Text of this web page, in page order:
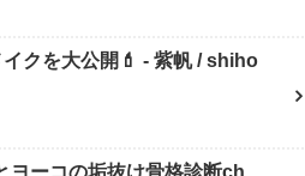
大公開💄 - 紫帆 / shiho